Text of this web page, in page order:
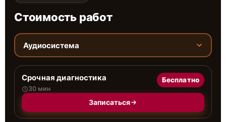
Стоимость работ
Аудиосистема
Срочная диагностика
30 мин
Бесплатно
Записаться